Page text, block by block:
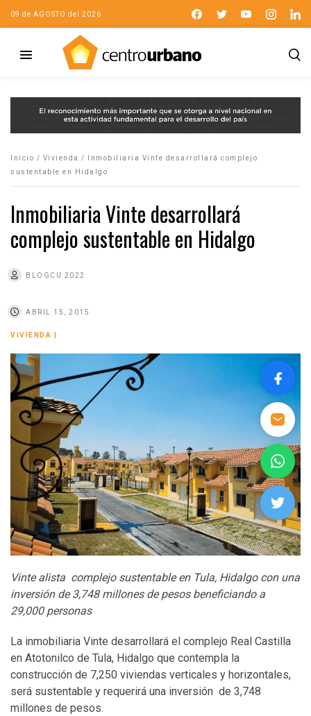
09 de AGOSTO del 2026
Inicio / Vivienda /
Inmobiliaria Vinte desarrollará complejo
sustentable en Hidalgo
Inmobiliaria Vinte desarrollará
complejo sustentable en Hidalgo
BLOGCU 2022
ABRIL 15, 2015
VIVIENDA
Vinte alista complejo sustentable en Tula, Hidalgo con una
inversión de 3,748 millones de pesos beneficiando a
29,000 personas
La inmobiliaria Vinte desarrollará el complejo Real Castilla
en Atotonilco de Tula, Hidalgo que contempla la
construcción de 7,250 viviendas verticales y horizontales,
será sustentable y requerirá una inversión de 3,748
millones de pesos.